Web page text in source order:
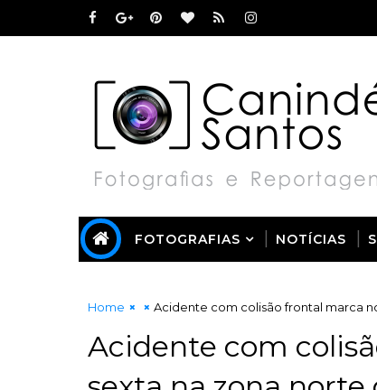
FOTOGRAFIAS NOTÍCIAS
Home Acidente com colisão frontal marca
Acidente com